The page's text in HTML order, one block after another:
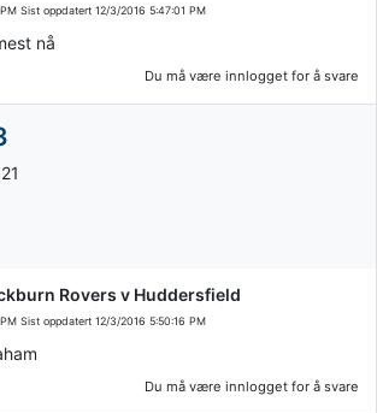
Sist oppdatert 12/3/2016 5:47:01 PM
nå
Du må være innlogget for å svare
Rovers v Huddersfield
Sist oppdatert 12/3/2016 5:50:16 PM
Du må være innlogget for å svare